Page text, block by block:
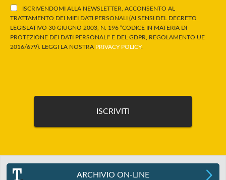
ISCRIVENDOMI ALLA NEWSLETTER, ACCONSENTO AL
TRATTAMENTO DEI MIEI DATI PERSONALI (AI SENSI DEL DECRETO
LEGISLATIVO 30 GIUGNO 2003, N. 196 “CODICE IN MATERIA DI
PROTEZIONE DEI DATI PERSONALI” E DEL GDPR, REGOLAMENTO UE
2016/679). LEGGI LA NOSTRA PRIVACY POLICY.
ARCHIVIO ON-LINE